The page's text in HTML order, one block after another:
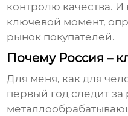
контролю качества. И
ключевой момент,
рынок покупателей.
Почему Россия –
Для меня, как для
первый год следит